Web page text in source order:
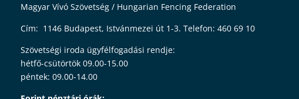
Magyar Vívó Szövetség / Hungarian Fencing Federation
Cím: 1146 Budapest, Istvánmezei út 1-3. Telefon: 460 69 10
Szövetségi iroda ügyfélfogadási rendje:
hétfő-csütörtök 09.00-15.00
péntek: 09.00-14.00